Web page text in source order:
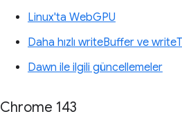
Linux'ta WebGPU
Daha hızlı writeBuffer ve
Dawn ile ilgili güncellemeler
Chrome 143